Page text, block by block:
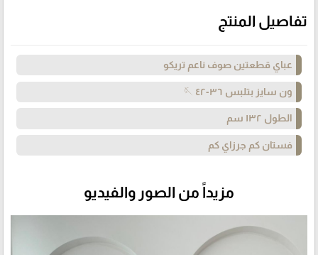
تفاصيل المنتج
عباي قطعتين صوف ناعم تريكو
ون سايز بتلبس ٣٦-٤٢ 🪡
الطول ١٣٢ سم
فستان كم جرزاي كم
مزيداً من الصور والفيديو